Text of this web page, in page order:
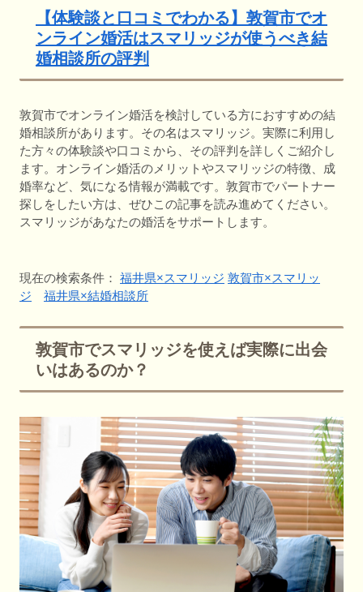
【体験談と口コミでわかる】敦賀市でオ
ンライン婚活はスマリッジが使うべき結
婚相談所の評判
敦賀市でオンライン婚活を検討している方におすすめの結
婚相談所があります。その名はスマリッジ。実際に利用し
た方々の体験談や口コミから、その評判を詳しくご紹介し
ます。オンライン婚活のメリットやスマリッジの特徴、成
婚率など、気になる情報が満載です。敦賀市でパートナー
探しをしたい方は、ぜひこの記事を読み進めてください。
スマリッジがあなたの婚活をサポートします。
現在の検索条件： 福井県×スマリッジ 敦賀市×スマリッ
ジ
福井県×結婚相談所
敦賀市でスマリッジを使えば実際に出会
いはあるのか？